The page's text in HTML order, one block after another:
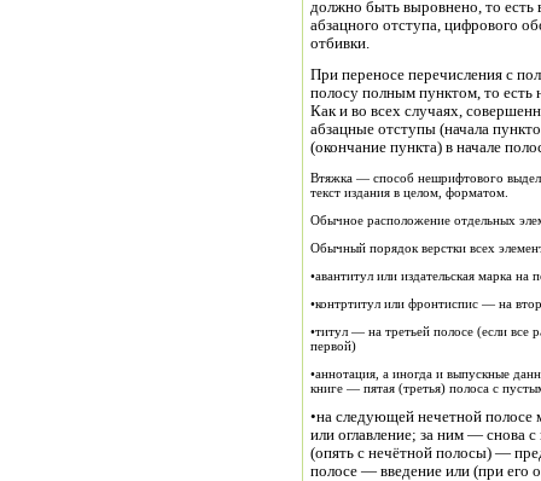
должно быть выровнено, то есть
абзацного отступа, цифрового
отбивки.
При переносе перечисления с
полосу полным пунктом, то есть
Как и во всех случаях,
абзацные отступы (начала
(окончание пункта) в начале
Втяжка — способ нешрифтового
текст издания в целом, форматом.
Обычное расположение отдельных
Обычный порядок верстки всех
•авантитул или издательская марка на
•контртитул или фронтиспис — на
•титул — на третьей полосе (если все
первой)
•аннотация, а иногда и выпускные
книге — пятая (третья) полоса с
•на следующей нечетной полосе
или оглавление; за ним — снова
(опять с нечётной полосы) —
полосе — введение или (при его